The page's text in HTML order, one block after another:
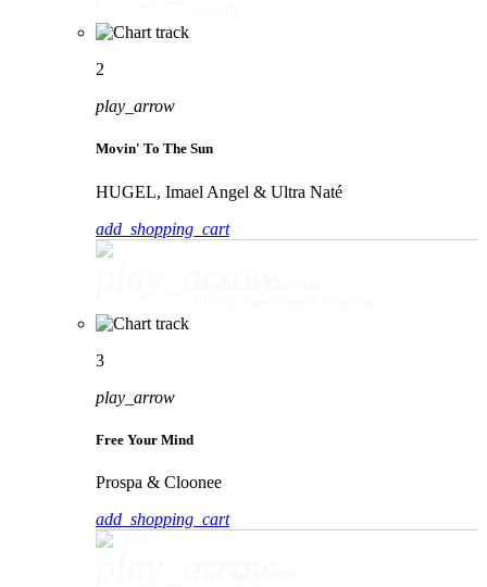
2
play_arrow
Movin' To The Sun
HUGEL, Imael Angel & Ultra Naté
add_shopping_cart
3
play_arrow
Free Your Mind
Prospa & Cloonee
add_shopping_cart